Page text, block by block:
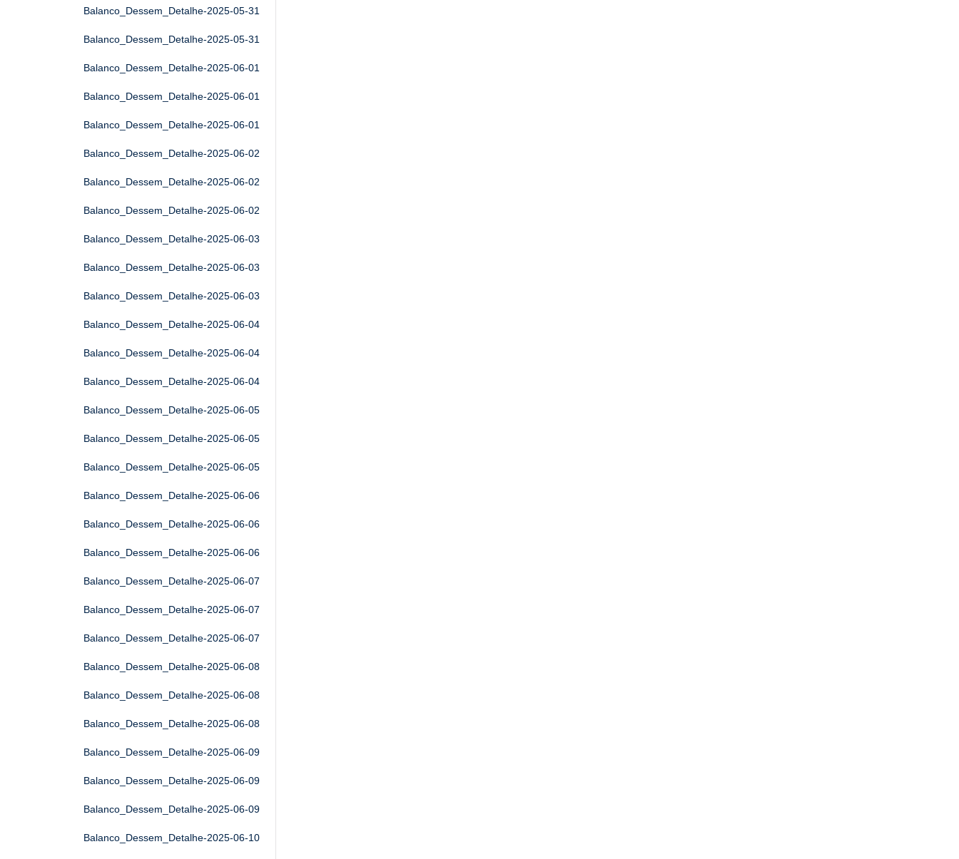
Balanco_Dessem_Detalhe-2025-05-31
Balanco_Dessem_Detalhe-2025-05-31
Balanco_Dessem_Detalhe-2025-06-01
Balanco_Dessem_Detalhe-2025-06-01
Balanco_Dessem_Detalhe-2025-06-01
Balanco_Dessem_Detalhe-2025-06-02
Balanco_Dessem_Detalhe-2025-06-02
Balanco_Dessem_Detalhe-2025-06-02
Balanco_Dessem_Detalhe-2025-06-03
Balanco_Dessem_Detalhe-2025-06-03
Balanco_Dessem_Detalhe-2025-06-03
Balanco_Dessem_Detalhe-2025-06-04
Balanco_Dessem_Detalhe-2025-06-04
Balanco_Dessem_Detalhe-2025-06-04
Balanco_Dessem_Detalhe-2025-06-05
Balanco_Dessem_Detalhe-2025-06-05
Balanco_Dessem_Detalhe-2025-06-05
Balanco_Dessem_Detalhe-2025-06-06
Balanco_Dessem_Detalhe-2025-06-06
Balanco_Dessem_Detalhe-2025-06-06
Balanco_Dessem_Detalhe-2025-06-07
Balanco_Dessem_Detalhe-2025-06-07
Balanco_Dessem_Detalhe-2025-06-07
Balanco_Dessem_Detalhe-2025-06-08
Balanco_Dessem_Detalhe-2025-06-08
Balanco_Dessem_Detalhe-2025-06-08
Balanco_Dessem_Detalhe-2025-06-09
Balanco_Dessem_Detalhe-2025-06-09
Balanco_Dessem_Detalhe-2025-06-09
Balanco_Dessem_Detalhe-2025-06-10